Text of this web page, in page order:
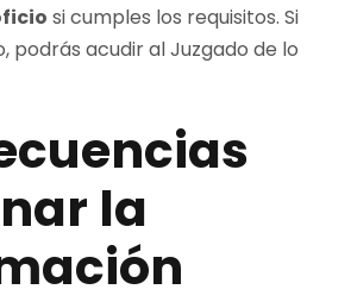
si cumples los requisitos. Si
podrás acudir al Juzgado de lo
la